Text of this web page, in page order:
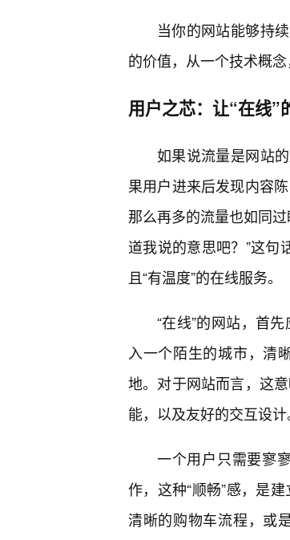
当你的网站能够持
的价值，从一个技术概
用户之芯：让“在线”
如果说流量是网站
果用户进来后发现内容
那么再多的流量也如同
道我说的意思吧？”这句
且“有温度”的在线服务。
“在线”的网站，首
入一个陌生的城市，清
地。对于网站而言，这
能，以及友好的交互设计
一个用户只需要寥
作，这种“顺畅”感，是
清晰的购物车流程，或